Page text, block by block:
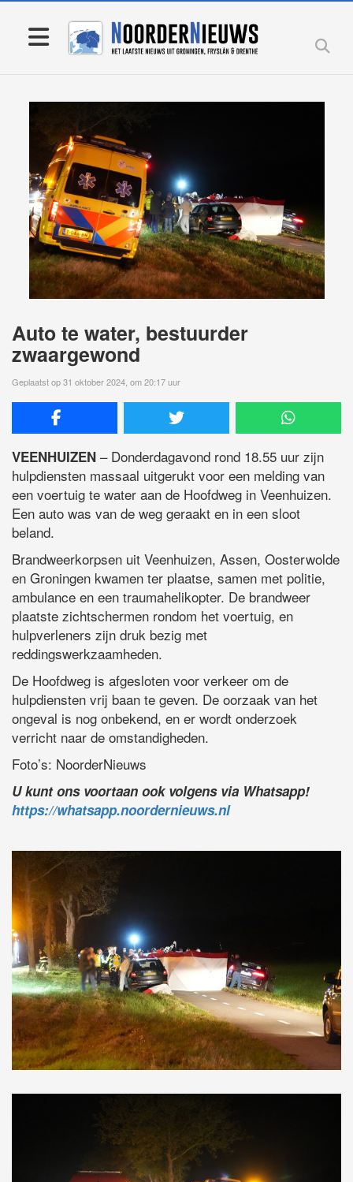
Auto te water, bestuurder
zwaargewond
Geplaatst op 31 oktober 2024, om 20:17 uur
VEENHUIZEN – Donderdagavond rond 18.55 uur zijn
hulpdiensten massaal uitgerukt voor een melding van
een voertuig te water aan de Hoofdweg in Veenhuizen.
Een auto was van de weg geraakt en in een sloot
beland.
Brandweerkorpsen uit Veenhuizen, Assen, Oosterwolde
en Groningen kwamen ter plaatse, samen met politie,
ambulance en een traumahelikopter. De brandweer
plaatste zichtschermen rondom het voertuig, en
hulpverleners zijn druk bezig met
reddingswerkzaamheden.
De Hoofdweg is afgesloten voor verkeer om de
hulpdiensten vrij baan te geven. De oorzaak van het
ongeval is nog onbekend, en er wordt onderzoek
verricht naar de omstandigheden.
Foto’s: NoorderNieuws
U kunt ons voortaan ook volgens via Whatsapp!
https://whatsapp.noordernieuws.nl